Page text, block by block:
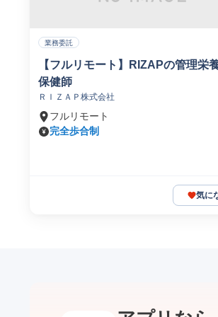
業務委託
【フルリモート】RIZAPの管理栄
保健師
ＲＩＺＡＰ株式会社
フルリモート
完全歩合制
気に